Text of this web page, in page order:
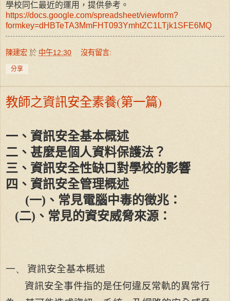
學校同仁最近的運用，提供參考。
https://docs.google.com/spreadsheet/viewform?
formkey=dHBTeTA3MmFHT093YmhtZC1LTjk1SFE6MQ
陳建宏 於 中午12:30 沒有留言:
分享
教師之資訊安全素養(第一篇)
一、資訊安全基本概述
二、甚麼是個人資料保護法？
三、資訊安全性缺口對學校的影響
四、資訊安全管理概述
(一) 、常見電腦中毒的徵兆：
(二) 、常見的資安威脅來源：
一、
資訊安全基本概述
資訊安全事件指的是任何違反常軌的異常行